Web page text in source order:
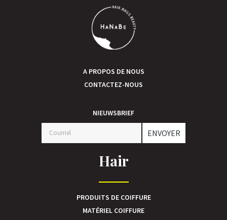
A PROPOS DE NOUS
CONTACTEZ-NOUS
NIEUWSBRIEF
ENVOYER
Hair
PRODUITS DE COIFFURE
MATÉRIEL COIFFURE